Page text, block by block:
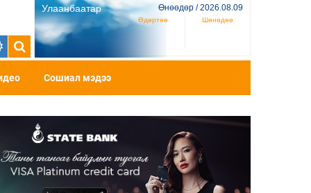
Улаанбаатар Өнөөдөр / 2026.08.09
Өдөртөө Шөнөдөө
Сошиал мэдээ